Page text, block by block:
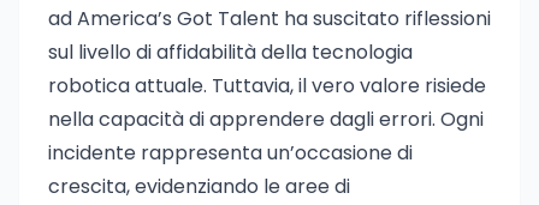
ad America’s Got Talent ha suscitato riflessioni
sul livello di affidabilità della tecnologia
robotica attuale. Tuttavia, il vero valore risiede
nella capacità di apprendere dagli errori. Ogni
incidente rappresenta un’occasione di
crescita, evidenziando le aree di